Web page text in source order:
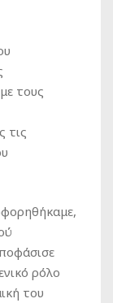
τους
τις
ρόλο
του